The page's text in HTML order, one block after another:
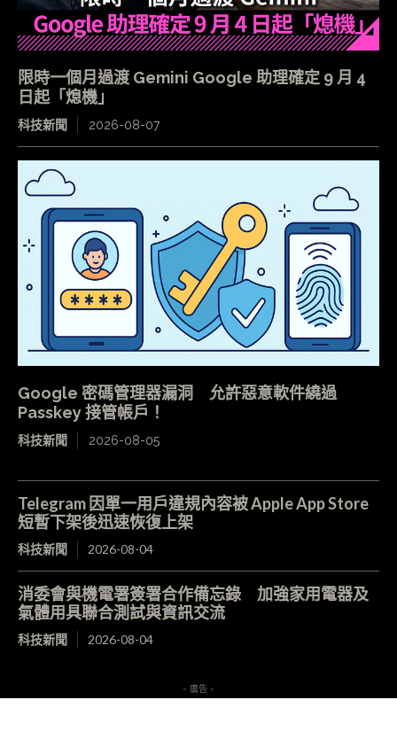
限時一個月過渡 Gemini Google 助理確定 9 月 4
日起「熄機」
科技新聞 2026-08-07
Google 密碼管理器漏洞 允許惡意軟件繞過
Passkey 接管帳戶！
科技新聞 2026-08-05
Telegram 因單一用戶違規內容被 Apple App Store
短暫下架後迅速恢復上架
科技新聞 2026-08-04
消委會與機電署簽署合作備忘錄 加強家用電器及
氣體用具聯合測試與資訊交流
科技新聞 2026-08-04
- 廣告 -